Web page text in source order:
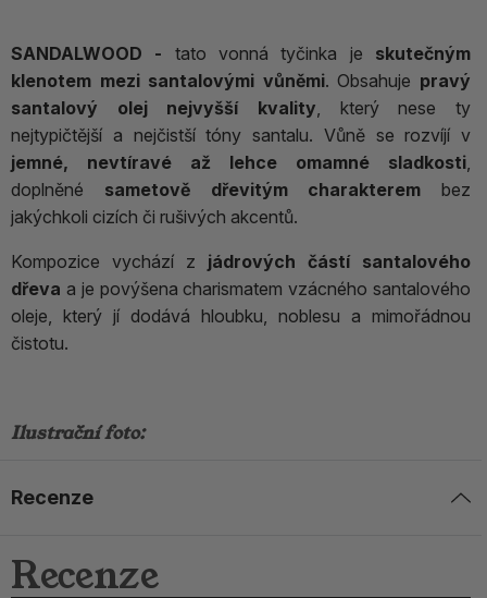
SANDALWOOD - tato vonná tyčinka je skutečným
klenotem mezi santalovými vůněmi. Obsahuje pravý
santalový olej nejvyšší kvality, který nese ty
nejtypičtější a nejčistší tóny santalu. Vůně se rozvíjí v
jemné, nevtíravé až lehce omamné sladkosti,
doplněné sametově dřevitým charakterem bez
jakýchkoli cizích či rušivých akcentů.
Kompozice vychází z jádrových částí santalového
dřeva a je povýšena charismatem vzácného santalového
oleje, který jí dodává hloubku, noblesu a mimořádnou
čistotu.
Ilustrační foto:
Recenze
Recenze